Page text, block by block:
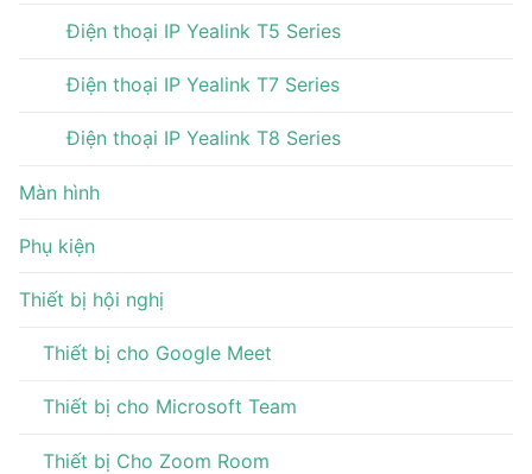
Điện thoại IP Yealink T5 Series
Điện thoại IP Yealink T7 Series
Điện thoại IP Yealink T8 Series
Màn hình
Phụ kiện
Thiết bị hội nghị
Thiết bị cho Google Meet
Thiết bị cho Microsoft Team
Thiết bị Cho Zoom Room